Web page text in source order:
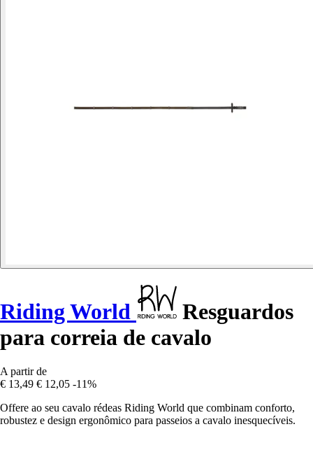
Riding World
Resguardos
para correia de cavalo
A partir de
€ 13,49 € 12,05 -11%
Offere ao seu cavalo rédeas Riding World que combinam conforto,
robustez e design ergonômico para passeios a cavalo inesquecíveis.